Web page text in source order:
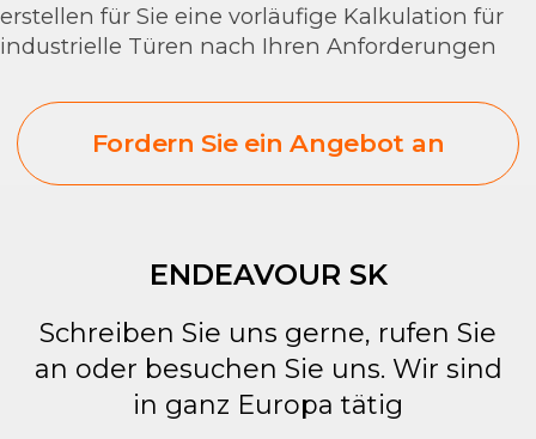
ENDEAVOUR SK
Schreiben Sie uns gerne, rufen Sie
an oder besuchen Sie uns. Wir sind
in ganz Europa tätig